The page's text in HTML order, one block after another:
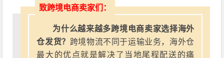
致跨境电商卖家们：
为什么越来越多跨境电商卖家选择海外
仓发货？ 跨境物流不同于运输业务，海外仓
最大的优点就是解决了当地尾程配送的痛